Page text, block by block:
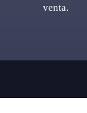
venta.